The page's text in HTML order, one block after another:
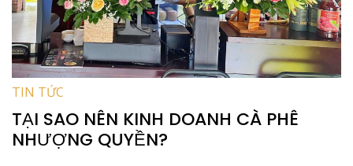
TIN TỨC
TẠI SAO NÊN KINH DOANH CÀ PHÊ
NHƯỢNG QUYỀN?